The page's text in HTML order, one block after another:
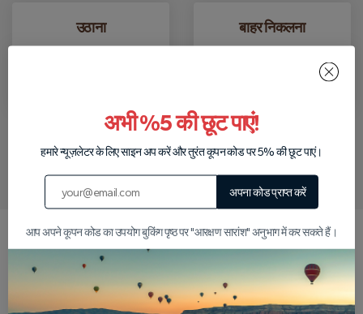
उठाना बाहर निकलना
हमें व्हाट्सएप पर लिखें
हमें क्यों चुनें?
अभी %5 की छूट पाएं!
हमारे न्यूज़लेटर के लिए साइन अप करें और तुरंत कूपन कोड पर 5% की छूट पाएं।
अपना कोड प्राप्त करें
आप अपने कूपन कोड का उपयोग बुकिंग पृष्ठ पर "आरक्षण सारांश" अनुभाग में कर सकते हैं।